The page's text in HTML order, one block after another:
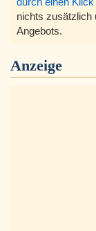
nichts zusätzlich
Angebots.
Anzeige